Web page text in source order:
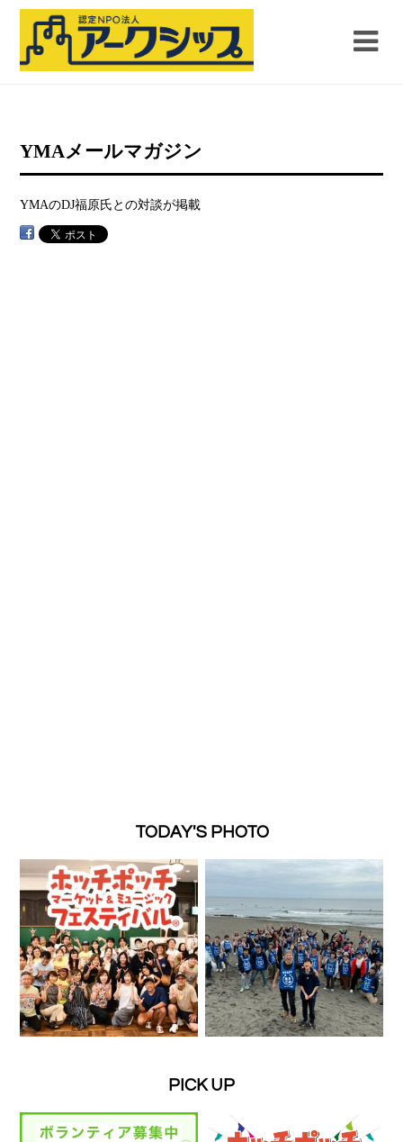
YMAメールマガジン
YMAのDJ福原氏との対談が掲載
TODAY'S PHOTO
PICK UP